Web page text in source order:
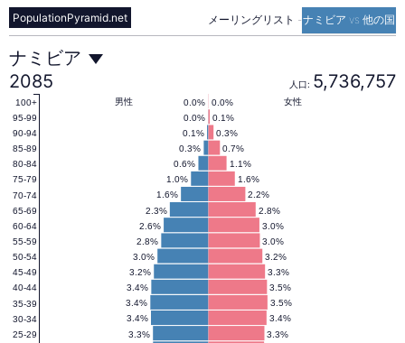
メーリングリスト -ナミビア vs 他の国
PopulationPyramid.net
ナ
ミ
ビ
ア
の
人
ナミビア
2085
人口: 5,736,757
3.3%
3.3%
3.4%
3.4%
3.5%
3.4%
3.5%
3.4%
3.3%
3.2%
3.2%
3.0%
3.0%
2.8%
3.0%
2.6%
2.8%
2.3%
2.2%
1.6%
1.6%
1.0%
1.1%
0.6%
0.7%
0.3%
0.3%
0.1%
0.1%
0.0%
0.0%
0.0% 女性
男性
25-29
30-34
35-39
40-44
45-49
50-54
55-59
60-64
65-69
70-74
75-79
80-84
85-89
90-94
95-99
100+